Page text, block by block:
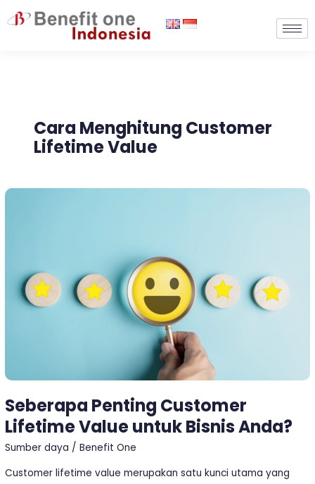
Lewati
ke
Cara Menghitung Customer
Lifetime Value
Seberapa Penting Customer
Lifetime Value untuk Bisnis Anda?
Sumber daya /Benefit One
Customer lifetime value merupakan satu kunci utama yang
Seberapa
Value
untuk
Bisnis